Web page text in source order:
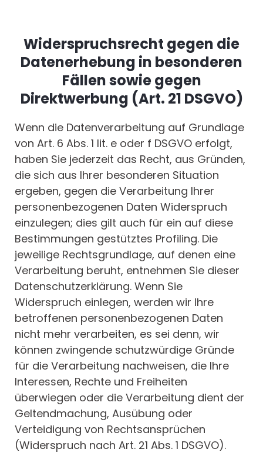
Widerspruchsrecht gegen die
Datenerhebung in besonderen
Fällen sowie gegen
Direktwerbung (Art. 21 DSGVO)
Wenn die Datenverarbeitung auf Grundlage
von Art. 6 Abs. 1 lit. e oder f DSGVO erfolgt,
haben Sie jederzeit das Recht, aus Gründen,
die sich aus Ihrer besonderen Situation
ergeben, gegen die Verarbeitung Ihrer
personenbezogenen Daten Widerspruch
einzulegen; dies gilt auch für ein auf diese
Bestimmungen gestütztes Profiling. Die
jeweilige Rechtsgrundlage, auf denen eine
Verarbeitung beruht, entnehmen Sie dieser
Datenschutzerklärung. Wenn Sie
Widerspruch einlegen, werden wir Ihre
betroffenen personenbezogenen Daten
nicht mehr verarbeiten, es sei denn, wir
können zwingende schutzwürdige Gründe
für die Verarbeitung nachweisen, die Ihre
Interessen, Rechte und Freiheiten
überwiegen oder die Verarbeitung dient der
Geltendmachung, Ausübung oder
Verteidigung von Rechtsansprüchen
(Widerspruch nach Art. 21 Abs. 1 DSGVO).